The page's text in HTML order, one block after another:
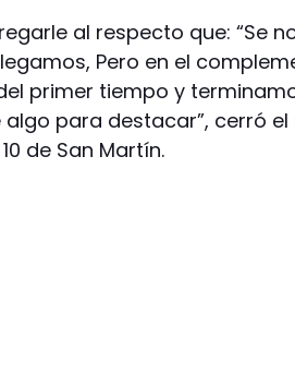
al respecto que: “Se
Pero en el
primer tiempo y
algo para destacar”, cerró
de San Martín.